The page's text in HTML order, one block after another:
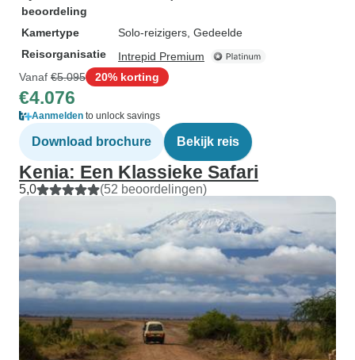
beoordeling
Kamertype
Solo-reizigers, Gedeelde
Reisorganisatie
Intrepid Premium
Vanaf €5.095 20% korting
€4.076
Aanmelden to unlock savings
Download brochure Bekijk reis
Kenia: Een Klassieke Safari
5,0 (52 beoordelingen)